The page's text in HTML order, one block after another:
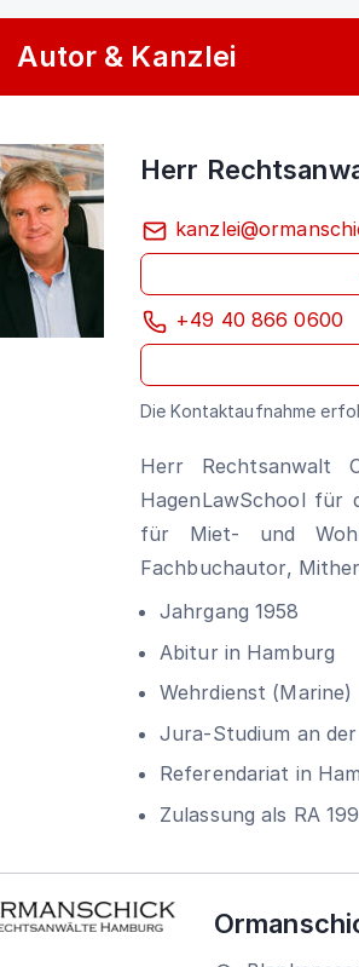
Autor & Kanzlei
Herr
+49 40 866 0600
Die Kontaktaufnahme
Herr Rechtsanwalt
HagenLawSchool für
für Miet- und
Fachbuchautor,
Jahrgang 1958
Abitur in Hamburg
Wehrdienst (Marine)
Jura-Studium an
Referendariat in
Zulassung als RA